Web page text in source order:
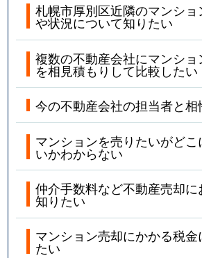
札幌市厚別区近隣のマンシ
や状況について知りたい
複数の不動産会社にマンシ
を相見積もりして比較したい
今の不動産会社の担当者と相
マンションを売りたいがど
いかわからない
仲介手数料など不動産売却
知りたい
マンション売却にかかる税金
たい